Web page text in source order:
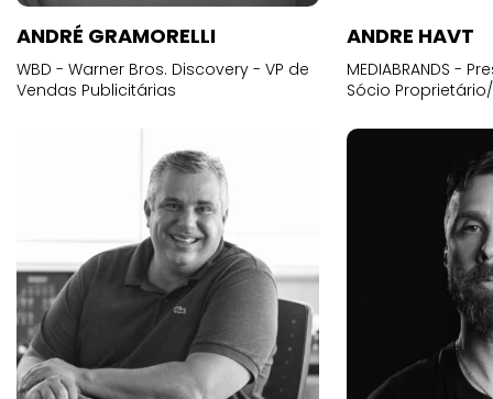
ANDRÉ GRAMORELLI
WBD - Warner Bros. Discovery - VP de
Vendas Publicitárias
ANDRE HAVT
MEDIABRANDS -
Sócio